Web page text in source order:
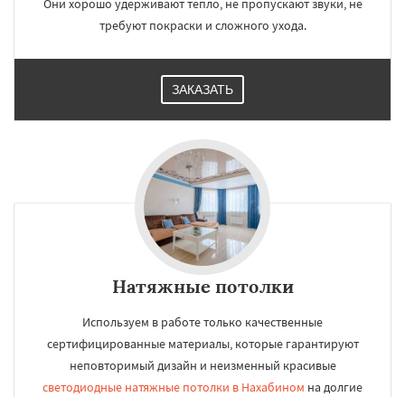
Они хорошо удерживают тепло, не пропускают звуки, не
требуют покраски и сложного ухода.
ЗАКАЗАТЬ
Натяжные потолки
Используем в работе только качественные
сертифицированные материалы, которые гарантируют
неповторимый дизайн и неизменный красивые
светодиодные натяжные потолки в Нахабином на долгие